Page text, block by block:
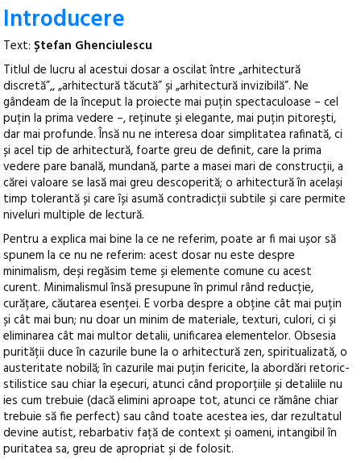
Introducere
Text: Ștefan Ghenciulescu
Titlul de lucru al acestui dosar a oscilat între „arhitectură
discretă”,, „arhitectură tăcută” și „arhitectură invizibilă”. Ne
gândeam de la început la proiecte mai puțin spectaculoase – cel
puțin la prima vedere –, reținute și elegante, mai puțin pitorești,
dar mai profunde. Însă nu ne interesa doar simplitatea rafinată, ci
și acel tip de arhitectură, foarte greu de definit, care la prima
vedere pare banală, mundană, parte a masei mari de construcții, a
cărei valoare se lasă mai greu descoperită; o arhitectură în același
timp tolerantă și care își asumă contradicții subtile și care permite
niveluri multiple de lectură.
Pentru a explica mai bine la ce ne referim, poate ar fi mai ușor să
spunem la ce nu ne referim: acest dosar nu este despre
minimalism, deși regăsim teme și elemente comune cu acest
curent. Minimalismul însă presupune în primul rând reducție,
curățare, căutarea esenței. E vorba despre a obține cât mai puțin
și cât mai bun; nu doar un minim de materiale, texturi, culori, ci și
eliminarea cât mai multor detalii, unificarea elementelor. Obsesia
purității duce în cazurile bune la o arhitectură zen, spiritualizată, o
austeritate nobilă; în cazurile mai puțin fericite, la abordări retoric-
stilistice sau chiar la eșecuri, atunci când proporțiile și detaliile nu
ies cum trebuie (dacă elimini aproape tot, atunci ce rămâne chiar
trebuie să fie perfect) sau când toate acestea ies, dar rezultatul
devine autist, rebarbativ față de context și oameni, intangibil în
puritatea sa, greu de apropriat și de folosit.